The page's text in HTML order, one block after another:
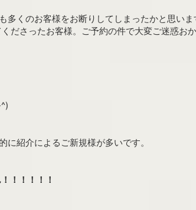
くのお客様をお断りしてしまったかと思いま
ださったお客様。ご予約の件で大変ご迷惑お
紹介によるご新規様が多いです。
！！！！！